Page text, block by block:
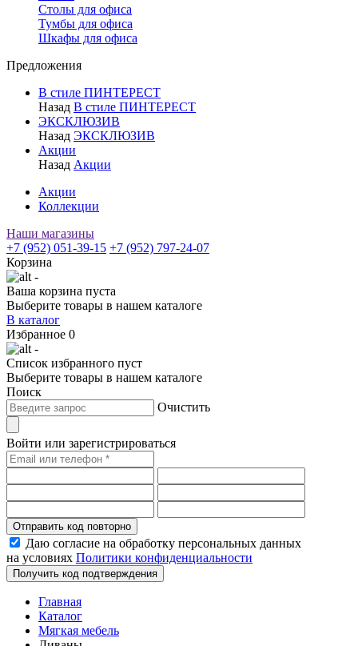
Столы для офиса
Тумбы для офиса
Шкафы для офиса
Предложения
В стиле ПИНТЕРЕСТ
Назад В стиле ПИНТЕРЕСТ
ЭКСКЛЮЗИВ
Назад ЭКСКЛЮЗИВ
Акции
Назад Акции
Акции
Коллекции
Наши магазины
+7 (952) 051-39-15 +7 (952) 797-24-07
Корзина
-
Ваша корзина пуста
Выберите товары в нашем каталоге
В каталог
Избранное 0
-
Список избранного пуст
Выберите товары в нашем каталоге
Поиск
Очистить
Войти или зарегистрироваться
Отправить код повторно
Даю согласие на обработку персональных данных
на условиях Политики конфиденциальности
Получить код подтверждения
Главная
Каталог
Мягкая мебель